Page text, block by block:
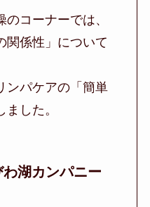
コーナーでは、
関係性」について
ンパケアの「簡単
した。
湖カンパニー